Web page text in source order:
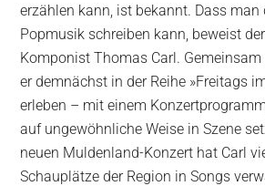
erzählen kann, ist bekannt. Dass man
Popmusik schreiben kann, beweist
Komponist Thomas Carl.
er demnächst in der Reihe »Freitags
erleben – mit einem
auf ungewöhnliche Weise in Szene
neuen Muldenland-Konzert hat Carl
Schauplätze der Region in Songs